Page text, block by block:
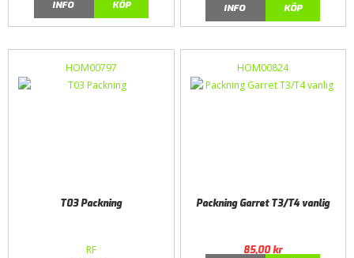
INFO
KÖP
INFO
KÖP
HOM00797
T03 Packning
RF
HOM00824
Packning Garret T3/T4 vanlig
85,00kr